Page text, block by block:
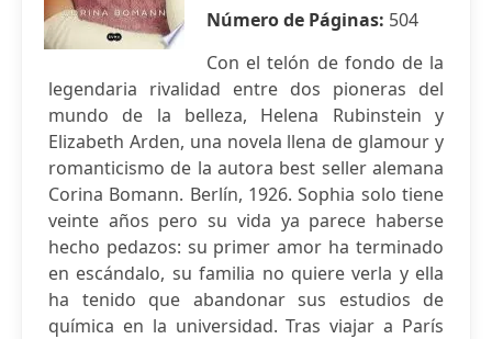
Número de Páginas: 504
Con el telón de fondo de la
legendaria rivalidad entre dos pioneras del
mundo de la belleza, Helena Rubinstein y
Elizabeth Arden, una novela llena de glamour y
romanticismo de la autora best seller alemana
Corina Bomann. Berlín, 1926. Sophia solo tiene
veinte años pero su vida ya parece haberse
hecho pedazos: su primer amor ha terminado
en escándalo, su familia no quiere verla y ella
ha tenido que abandonar sus estudios de
química en la universidad. Tras viajar a París